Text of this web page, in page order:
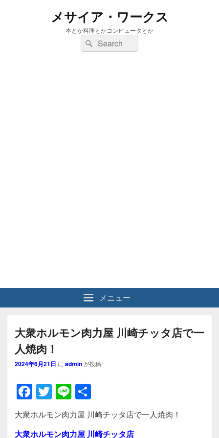
メサイア・ワークス
本とか料理とかコンピュータとか
検
索:
検
索
メニュー
大衆ホルモン肉力屋 川崎チッタ店で一
人焼肉！
2024年6月21日 に adminが投稿
F
a
c
T
wi
tt
Li
n
e
有
大衆ホルモン肉力屋 川崎チッタ店で一人焼肉！
大衆ホルモン肉力屋 川崎チッタ店